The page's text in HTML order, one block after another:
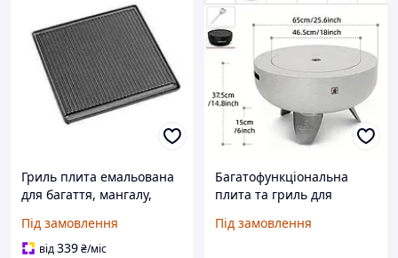
Гриль плита емальована
для багаття, мангалу,
велика 422х402х55 мм
Під замовлення
від339₴/міс
Багатофункціональна
плита та гриль для
вечірок, багаття,
Під замовлення